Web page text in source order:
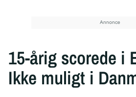
15-årig scorede i
Ikke muligt i